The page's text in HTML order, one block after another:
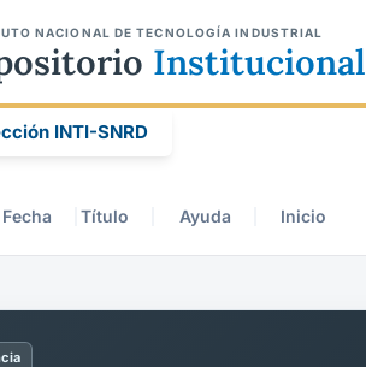
NACIONAL DE TECNOLOGÍA INDUSTRIAL
Institucional
INTI-SNRD
Fecha Título Ayuda Inicio